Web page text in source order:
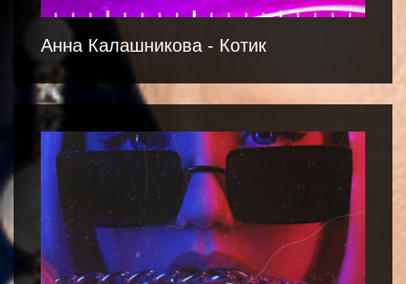
Анна Калашникова - Котик